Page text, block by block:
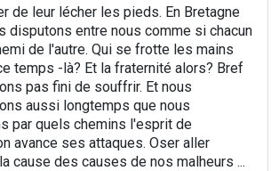
de leur lécher les pieds. En Bretagne
disputons entre nous comme si chacun
de l'autre. Qui se frotte les mains
temps -là? Et la fraternité alors? Bref
pas fini de souffrir. Et nous
aussi longtemps que nous
par quels chemins l'esprit de
avance ses attaques. Oser aller
cause des causes de nos malheurs ...